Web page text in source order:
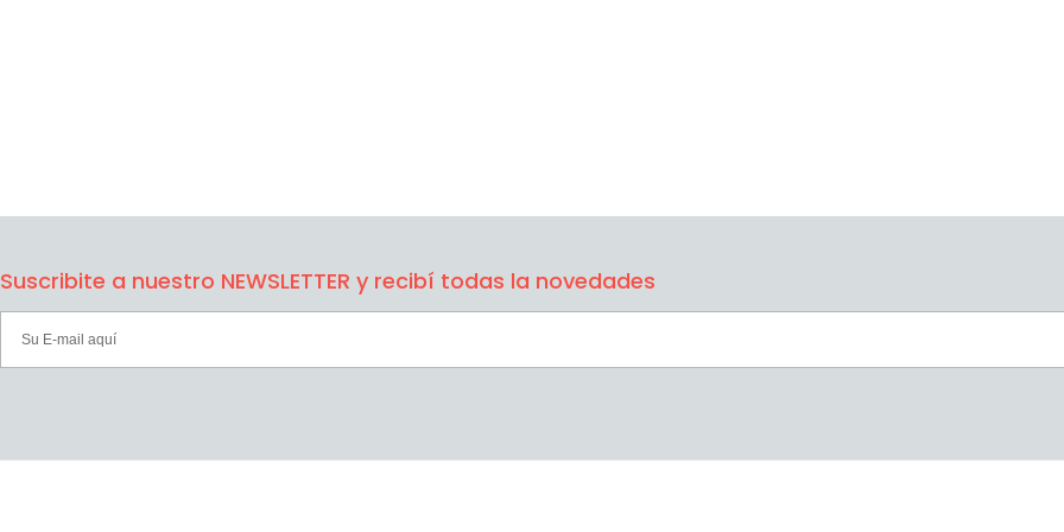
Suscribite a nuestro NEWSLETTER y recibí todas la novedades